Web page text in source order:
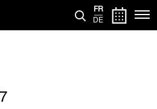
FR
DE